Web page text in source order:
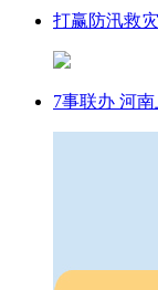
打赢防汛救
7事联办 河